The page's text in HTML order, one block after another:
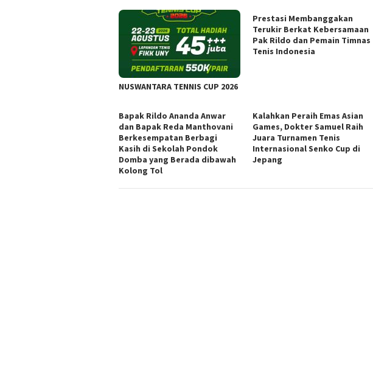
NUSWANTARA TENNIS CUP 2026
Prestasi Membanggakan
Terukir Berkat Kebersamaan
Pak Rildo dan Pemain Timnas
Tenis Indonesia
Bapak Rildo Ananda Anwar
dan Bapak Reda Manthovani
Berkesempatan Berbagi
Kasih di Sekolah Pondok
Domba yang Berada dibawah
Kolong Tol
Kalahkan Peraih Emas Asian
Games, Dokter Samuel Raih
Juara Turnamen Tenis
Internasional Senko Cup di
Jepang